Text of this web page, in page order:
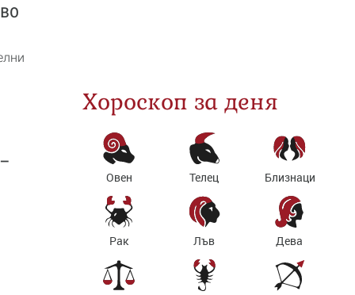
Хороскоп за деня
Овен Телец Близнаци
Рак Лъв Дева